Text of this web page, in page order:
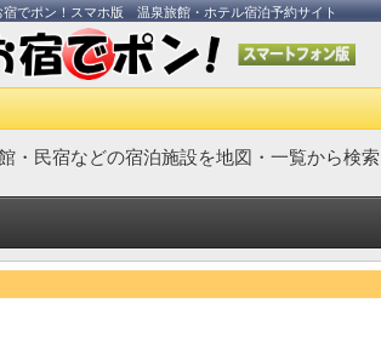
宿でポン！スマホ版 温泉旅館・ホテル宿泊予約サイト
・民宿などの宿泊施設を地図・一覧から検索